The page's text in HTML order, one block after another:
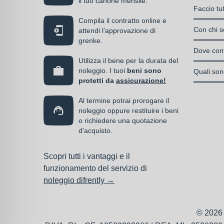
Compila il contratto online e
attendi l’approvazione di
grenke.
Utilizza il bene per la durata del
noleggio. I tuoi beni sono
protetti da assicurazione!
Al termine potrai prorogare il
noleggio oppure restituire i beni
o richiedere una quotazione
d'acquisto.
Scopri tutti i vantaggi e il
funzionamento del servizio di
noleggio difrently →
di un
Enti
I privati
Il Care
Italia
Faccio
Si, puoi
Con chi
Il
Dove
Una
Quali
© 2026